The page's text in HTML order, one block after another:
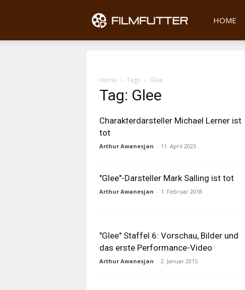
Filmfutter
HOME
Home Tags Glee
Tag: Glee
Charakterdarsteller Michael Lerner ist
tot
Arthur Awanesjan - 11. April 2023
"Glee"-Darsteller Mark Salling ist tot
Arthur Awanesjan - 1. Februar 2018
"Glee" Staffel 6: Vorschau, Bilder und
das erste Performance-Video
Arthur Awanesjan - 2. Januar 2015